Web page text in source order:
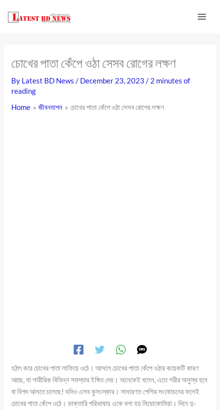
চোখের পাতা কেঁপে ওঠা সেসব রোগের লক্ষণ
By Latest BD News/ December 23, 2023/ 2 minutes of
reading
Home
জীবনযাপন চোখের পাতা কেঁপে ওঠা সেসব রোগের লক্ষণ
হঠাৎ করে চোখের পাতা লাফিয়ে ওঠে। আসলে চোখের পাতা কেঁপে ওঠার কয়েকটি কারণ
আছে, যা শারীরিক বিভিন্ন সমস্যার ইঙ্গিত দেয়। অনেকেই বলেন, এতে শরীর অসুস্থ হবে
বা বিপদ আসতে চলেছে! যদিও এসব কুসংস্কার। সাধারণত পেশির সংকোচনের ফলেই
চোখের পাতা কেঁপে ওঠে। ডাক্তারি পরিভাষায় একে বলা হয় মিয়োকোমিয়া। দিনে দু-